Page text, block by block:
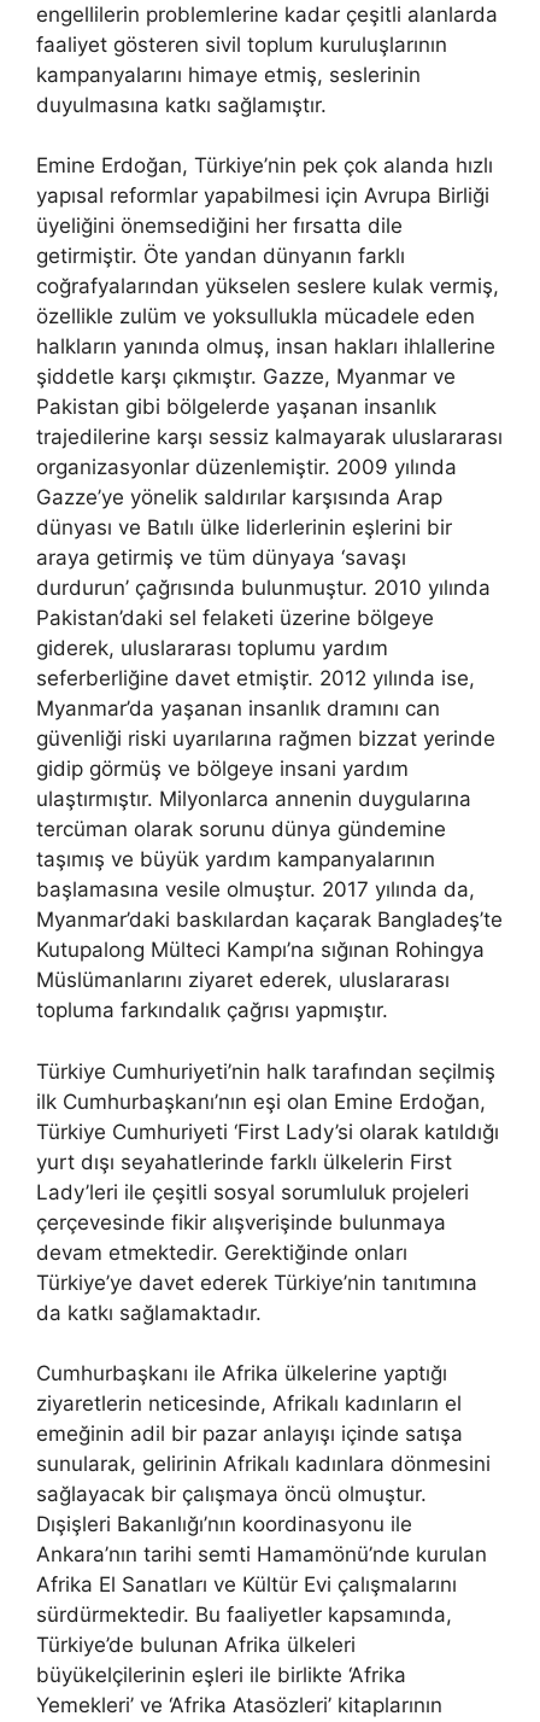
engellilerin problemlerine kadar çeşitli alanlarda
faaliyet gösteren sivil toplum kuruluşlarının
kampanyalarını himaye etmiş, seslerinin
duyulmasına katkı sağlamıştır.
Emine Erdoğan, Türkiye’nin pek çok alanda hızlı
yapısal reformlar yapabilmesi için Avrupa Birliği
üyeliğini önemsediğini her fırsatta dile
getirmiştir. Öte yandan dünyanın farklı
coğrafyalarından yükselen seslere kulak vermiş,
özellikle zulüm ve yoksullukla mücadele eden
halkların yanında olmuş, insan hakları ihlallerine
şiddetle karşı çıkmıştır. Gazze, Myanmar ve
Pakistan gibi bölgelerde yaşanan insanlık
trajedilerine karşı sessiz kalmayarak uluslararası
organizasyonlar düzenlemiştir. 2009 yılında
Gazze’ye yönelik saldırılar karşısında Arap
dünyası ve Batılı ülke liderlerinin eşlerini bir
araya getirmiş ve tüm dünyaya ‘savaşı
durdurun’ çağrısında bulunmuştur. 2010 yılında
Pakistan’daki sel felaketi üzerine bölgeye
giderek, uluslararası toplumu yardım
seferberliğine davet etmiştir. 2012 yılında ise,
Myanmar’da yaşanan insanlık dramını can
güvenliği riski uyarılarına rağmen bizzat yerinde
gidip görmüş ve bölgeye insani yardım
ulaştırmıştır. Milyonlarca annenin duygularına
tercüman olarak sorunu dünya gündemine
taşımış ve büyük yardım kampanyalarının
başlamasına vesile olmuştur. 2017 yılında da,
Myanmar’daki baskılardan kaçarak Bangladeş’te
Kutupalong Mülteci Kampı’na sığınan Rohingya
Müslümanlarını ziyaret ederek, uluslararası
topluma farkındalık çağrısı yapmıştır.
Türkiye Cumhuriyeti’nin halk tarafından seçilmiş
ilk Cumhurbaşkanı’nın eşi olan Emine Erdoğan,
Türkiye Cumhuriyeti ‘First Lady’si olarak katıldığı
yurt dışı seyahatlerinde farklı ülkelerin First
Lady’leri ile çeşitli sosyal sorumluluk projeleri
çerçevesinde fikir alışverişinde bulunmaya
devam etmektedir. Gerektiğinde onları
Türkiye’ye davet ederek Türkiye’nin tanıtımına
da katkı sağlamaktadır.
Cumhurbaşkanı ile Afrika ülkelerine yaptığı
ziyaretlerin neticesinde, Afrikalı kadınların el
emeğinin adil bir pazar anlayışı içinde satışa
sunularak, gelirinin Afrikalı kadınlara dönmesini
sağlayacak bir çalışmaya öncü olmuştur.
Dışişleri Bakanlığı’nın koordinasyonu ile
Ankara’nın tarihi semti Hamamönü’nde kurulan
Afrika El Sanatları ve Kültür Evi çalışmalarını
sürdürmektedir. Bu faaliyetler kapsamında,
Türkiye’de bulunan Afrika ülkeleri
büyükelçilerinin eşleri ile birlikte ‘Afrika
Yemekleri’ ve ‘Afrika Atasözleri’ kitaplarının